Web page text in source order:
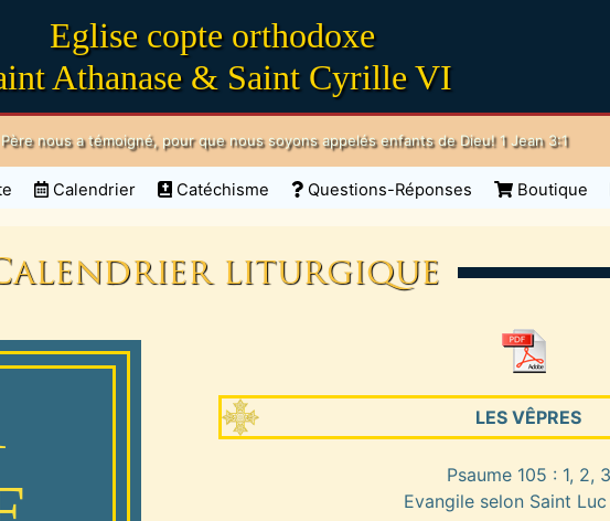
Eglise copte orthodoxe
Athanase & Saint Cyrille VI
nous a témoigné, pour que nous soyons appelés enfants de Dieu! 1 Jean 3:1
Calendrier Catéchisme Questions-Réponses Boutique
liturgique
LES VÊPRES
Psaume 105 : 1, 2, 3
Evangile selon Saint